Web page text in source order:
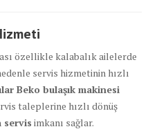
özellikle kalabalık ailelerde
servis hizmetinin hızlı
Beko bulaşık makinesi
taleplerine hızlı dönüş
servis imkanı sağlar.